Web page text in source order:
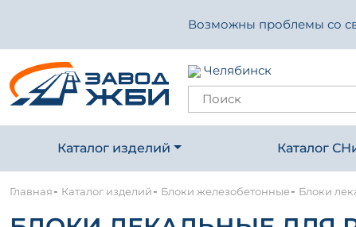
Возможны проблемы со
Челябинск
Каталог изделий Каталог
Главная- Каталог изделий- Блоки железобетонные- Блоки